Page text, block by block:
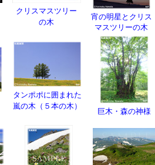
クリスマスツリー
の木
宵の明星とクリス
マスツリーの木
タンポポに囲まれた
嵐の木（５本の木 ）
巨木・森の神様